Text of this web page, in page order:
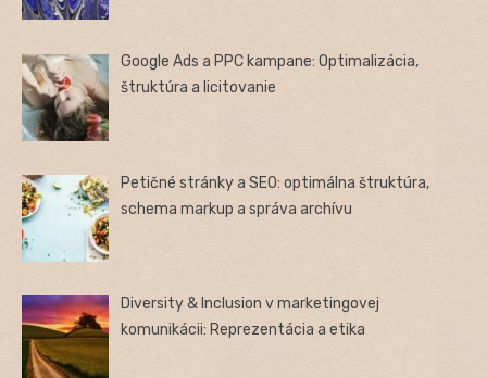
Google Ads a PPC kampane: Optimalizácia,
štruktúra a licitovanie
Petičné stránky a SEO: optimálna štruktúra,
schema markup a správa archívu
Diversity & Inclusion v marketingovej
komunikácii: Reprezentácia a etika